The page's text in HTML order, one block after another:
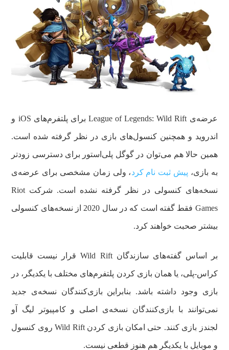
عرضه‌ی League of Legends: Wild Rift برای پلتفرم‌های iOS و
اندروید و همچنین کنسول‌های بازی در نظر گرفته شده است.
همین حالا هم می‌توان در گوگل پلی‌استور برای دسترسی زودتر
به بازی، پیش ثبت نام کرد، ولی زمان مشخصی برای عرضه‌ی
نسخه‌های کنسولی در نظر گرفته نشده است. شرکت Riot
Games فقط گفته است که در سال 2020 از نسخه‌های کنسولی
بیشتر صحبت خواهند کرد.
بر اساس گفته‌های سازندگان Wild Rift قرار نیست قابلیت
کراس-پلی، یا همان بازی کردن پلتفرم‌های مختلف با یکدیگر، در
بازی وجود داشته باشد. بنابراین بازی‌کنندگان نسخه‌ی جدید
نمی‌توانند با بازی‌کنندگان نسخه‌ی اصلی و کامپیوتر لیگ آو
لجندز بازی کنند. حتی امکان بازی کردن Wild Rift روی کنسول
و موبایل با یکدیگر هم هنوز قطعی نیست.